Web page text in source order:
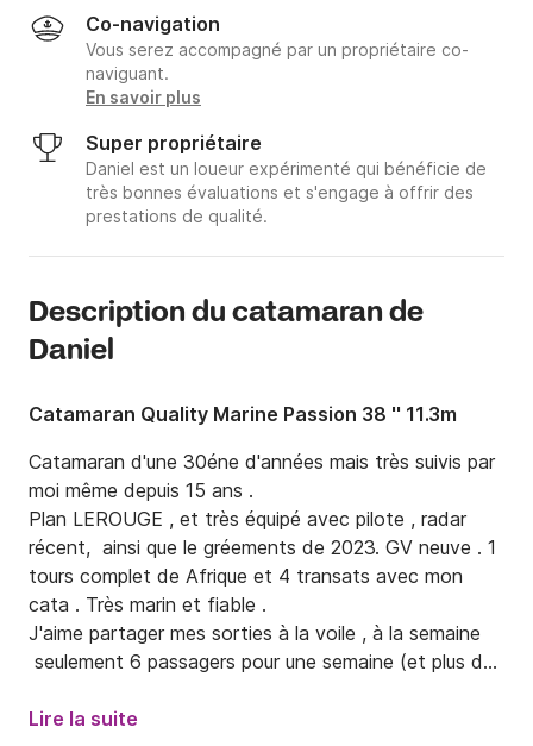
Co-navigation
Vous serez accompagné par un propriétaire co-
naviguant.
En savoir plus
Super propriétaire
Daniel est un loueur expérimenté qui bénéficie de
très bonnes évaluations et s'engage à offrir des
prestations de qualité.
Description du catamaran de
Daniel
Catamaran Quality Marine Passion 38 '' 11.3m
Catamaran d'une 30éne d'années mais très suivis par
moi même depuis 15 ans .
Plan LEROUGE , et très équipé avec pilote , radar
récent,  ainsi que le gréements de 2023. GV neuve . 1
tours complet de Afrique et 4 transats avec mon
cata . Très marin et fiable .
J'aime partager mes sorties à la voile , à la semaine
seulement 6 passagers pour une semaine (et plus de
Beaucoup de superbes mouillages à découvrir en
Lire la suite